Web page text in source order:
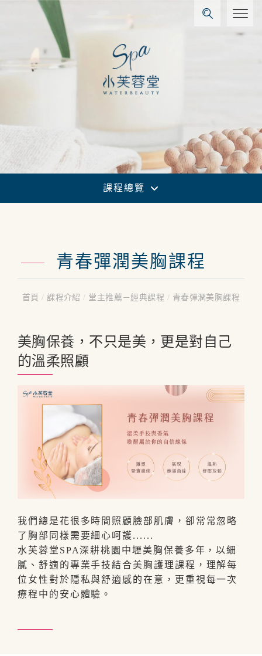
課程總覽
青春彈潤美胸課程
首頁/ 課程介紹/ 堂主推薦－經典課程 / 青春彈潤美胸課程
美胸保養，不只是美，更是對自己
的溫柔照顧
我們總是花很多時間照顧臉部肌膚，卻常常忽略
了胸部同樣需要細心呵護......
水芙蓉堂SPA深耕桃園中壢美胸保養多年，以細
膩、舒適的專業手技結合美胸護理課程，理解每
位女性對於隱私與舒適感的在意，更重視每一次
療程中的安心體驗。